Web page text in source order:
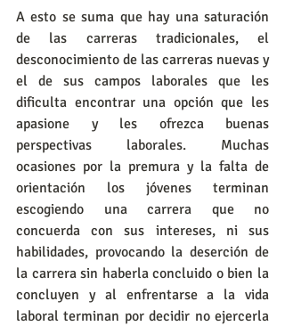
A esto se suma que hay una saturación
de las carreras tradicionales, el
desconocimiento de las carreras nuevas y
el de sus campos laborales que les
dificulta encontrar una opción que les
apasione y les ofrezca buenas
perspectivas laborales. Muchas
ocasiones por la premura y la falta de
orientación los jóvenes terminan
escogiendo una carrera que no
concuerda con sus intereses, ni sus
habilidades, provocando la deserción de
la carrera sin haberla concluido o bien la
concluyen y al enfrentarse a la vida
laboral terminan por decidir no ejercerla